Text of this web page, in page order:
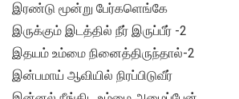
இரண்டு மூன்று பேர்களெங்கே
இருக்கும் இடத்தில் நீர் இருப்பீர் -2
இதயம் உம்மை நினைத்திருந்தால்-2
இன்பமாய் ஆவியில் நிரப்பிடுவீர்